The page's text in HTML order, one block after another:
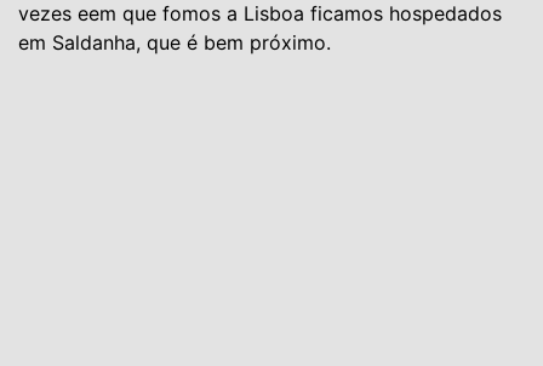
vezes eem que fomos a Lisboa ficamos hospedados
em Saldanha, que é bem próximo.